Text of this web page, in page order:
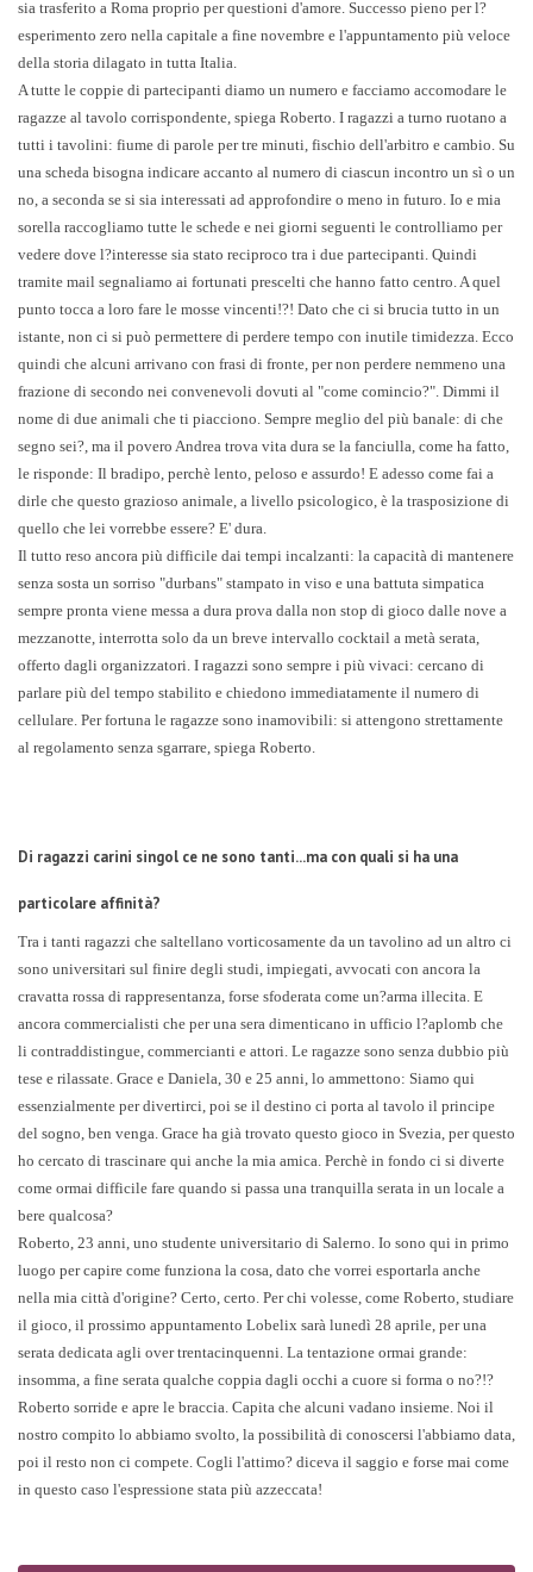
sia trasferito a Roma proprio per questioni d'amore. Successo pieno per l?
esperimento zero nella capitale a fine novembre e l'appuntamento più veloce
della storia dilagato in tutta Italia.
A tutte le coppie di partecipanti diamo un numero e facciamo accomodare le
ragazze al tavolo corrispondente, spiega Roberto. I ragazzi a turno ruotano a
tutti i tavolini: fiume di parole per tre minuti, fischio dell'arbitro e cambio. Su
una scheda bisogna indicare accanto al numero di ciascun incontro un sì o un
no, a seconda se si sia interessati ad approfondire o meno in futuro. Io e mia
sorella raccogliamo tutte le schede e nei giorni seguenti le controlliamo per
vedere dove l?interesse sia stato reciproco tra i due partecipanti. Quindi
tramite mail segnaliamo ai fortunati prescelti che hanno fatto centro. A quel
punto tocca a loro fare le mosse vincenti!?! Dato che ci si brucia tutto in un
istante, non ci si può permettere di perdere tempo con inutile timidezza. Ecco
quindi che alcuni arrivano con frasi di fronte, per non perdere nemmeno una
frazione di secondo nei convenevoli dovuti al "come comincio?". Dimmi il
nome di due animali che ti piacciono. Sempre meglio del più banale: di che
segno sei?, ma il povero Andrea trova vita dura se la fanciulla, come ha fatto,
le risponde: Il bradipo, perchè lento, peloso e assurdo! E adesso come fai a
dirle che questo grazioso animale, a livello psicologico, è la trasposizione di
quello che lei vorrebbe essere? E' dura.
Il tutto reso ancora più difficile dai tempi incalzanti: la capacità di mantenere
senza sosta un sorriso "durbans" stampato in viso e una battuta simpatica
sempre pronta viene messa a dura prova dalla non stop di gioco dalle nove a
mezzanotte, interrotta solo da un breve intervallo cocktail a metà serata,
offerto dagli organizzatori. I ragazzi sono sempre i più vivaci: cercano di
parlare più del tempo stabilito e chiedono immediatamente il numero di
cellulare. Per fortuna le ragazze sono inamovibili: si attengono strettamente
al regolamento senza sgarrare, spiega Roberto.
Di ragazzi carini singol ce ne sono tanti...ma con quali si ha una
particolare affinità?
Tra i tanti ragazzi che saltellano vorticosamente da un tavolino ad un altro ci
sono universitari sul finire degli studi, impiegati, avvocati con ancora la
cravatta rossa di rappresentanza, forse sfoderata come un?arma illecita. E
ancora commercialisti che per una sera dimenticano in ufficio l?aplomb che
li contraddistingue, commercianti e attori. Le ragazze sono senza dubbio più
tese e rilassate. Grace e Daniela, 30 e 25 anni, lo ammettono: Siamo qui
essenzialmente per divertirci, poi se il destino ci porta al tavolo il principe
del sogno, ben venga. Grace ha già trovato questo gioco in Svezia, per questo
ho cercato di trascinare qui anche la mia amica. Perchè in fondo ci si diverte
come ormai difficile fare quando si passa una tranquilla serata in un locale a
bere qualcosa?
Roberto, 23 anni, uno studente universitario di Salerno. Io sono qui in primo
luogo per capire come funziona la cosa, dato che vorrei esportarla anche
nella mia città d'origine? Certo, certo. Per chi volesse, come Roberto, studiare
il gioco, il prossimo appuntamento Lobelix sarà lunedì 28 aprile, per una
serata dedicata agli over trentacinquenni. La tentazione ormai grande:
insomma, a fine serata qualche coppia dagli occhi a cuore si forma o no?!?
Roberto sorride e apre le braccia. Capita che alcuni vadano insieme. Noi il
nostro compito lo abbiamo svolto, la possibilità di conoscersi l'abbiamo data,
poi il resto non ci compete. Cogli l'attimo? diceva il saggio e forse mai come
in questo caso l'espressione stata più azzeccata!